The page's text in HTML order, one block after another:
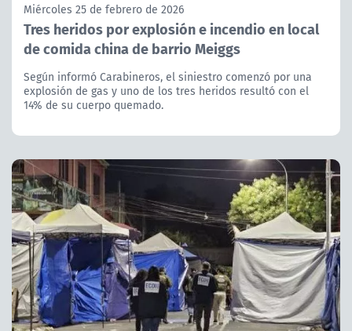
Miércoles 25 de febrero de 2026
Tres heridos por explosión e incendio en local
de comida china de barrio Meiggs
Según informó Carabineros, el siniestro comenzó por una
explosión de gas y uno de los tres heridos resultó con el
14% de su cuerpo quemado.